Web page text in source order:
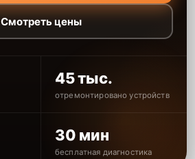
Смотреть цены
45 тыс.
отремонтировано устройств
30 мин
бесплатная диагностика